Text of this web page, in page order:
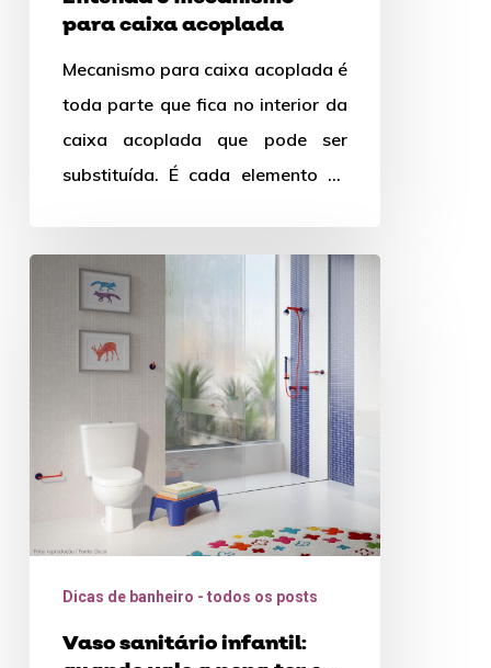
para caixa acoplada
Mecanismo para caixa acoplada é
toda parte que fica no interior da
caixa acoplada que pode ser
substituída. É cada elemento ali
sanitário
quando
pena
e
suasDicas de banheiro - todos os posts
Vaso sanitário infantil: